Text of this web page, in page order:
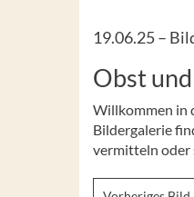
19.06.25 –
Obst
Willkommen in
Bildergalerie
vermitteln oder